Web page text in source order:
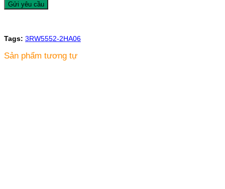
Tags: 3RW5552-2HA06
Sản phẩm tương tự